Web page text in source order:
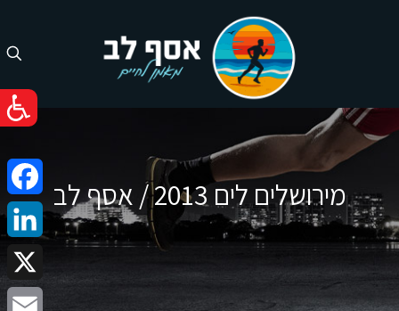
מירושלים לים 2013 / אסף לב
X